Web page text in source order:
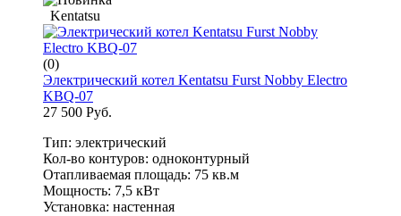
Kentatsu
(0)
Электрический котел Kentatsu Furst Nobby Electro
KBQ-07
27 500 Руб.
Тип: электрический
Кол-во контуров: одноконтурный
Отапливаемая площадь: 75 кв.м
Мощность: 7,5 кВт
Установка: настенная